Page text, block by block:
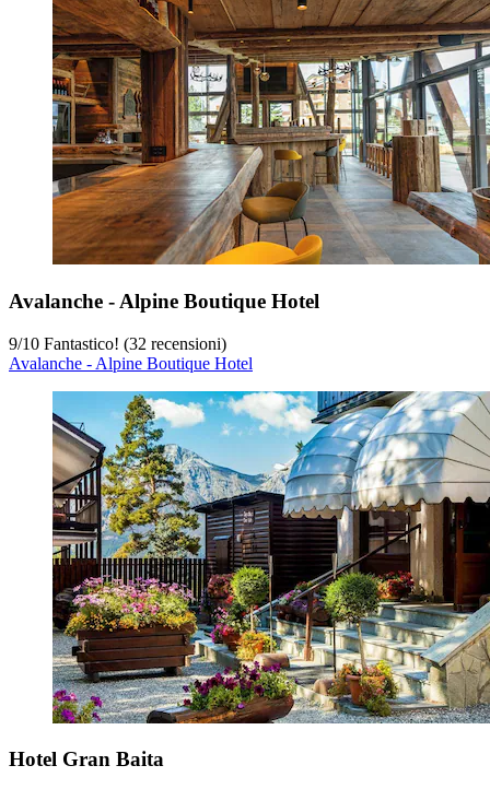
Avalanche - Alpine Boutique Hotel
9/10 Fantastico! (32 recensioni)
Avalanche - Alpine Boutique Hotel
Hotel Gran Baita